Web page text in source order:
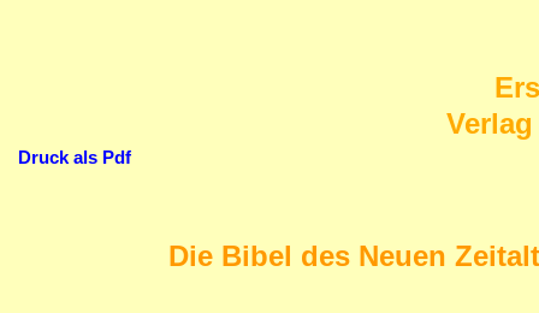
Druck als Pdf
Die Bibel des Neuen